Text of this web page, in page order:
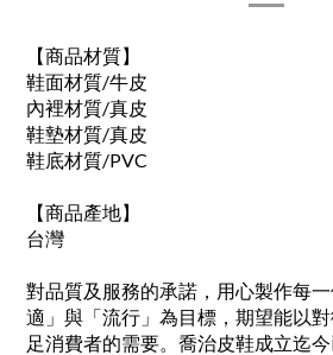
【商品材質】
鞋面材質/牛皮
內裡材質/真皮
鞋墊材質/真皮
鞋底材質/PVC
【商品產地】
台灣
對品質及服務的承諾，用心製作每
適」與「流行」為目標，期望能以
足消費者的需要。喬治皮鞋成立迄